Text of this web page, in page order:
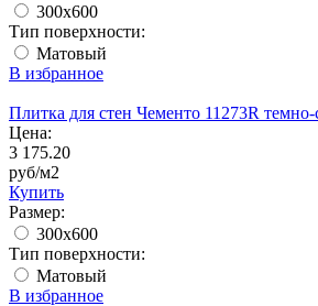
300x600
Тип поверхности:
Матовый
В избранное
Плитка для стен Чементо 11273R темно-
Цена:
3 175.20
руб/м2
Купить
Размер:
300x600
Тип поверхности:
Матовый
В избранное